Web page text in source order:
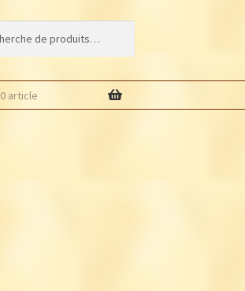
0 article